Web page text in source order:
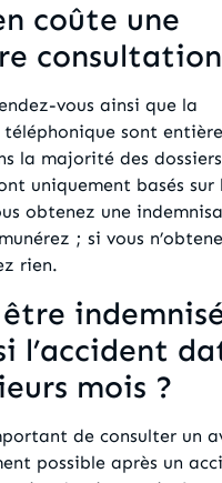
coûte une
vous ainsi que la
sont
la majorité des
uniquement basés sur
obtenez une
; si vous
rien.
l’accident
mois ?
de consulter un
possible après un